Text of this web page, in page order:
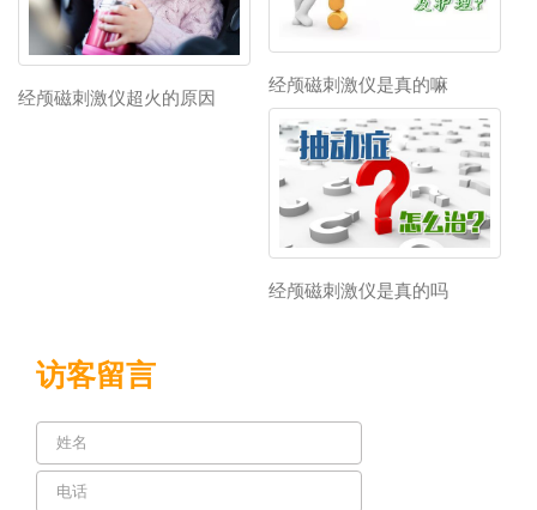
经颅磁刺激仪超火的原因
经颅磁刺激仪是真的嘛
经颅磁刺激仪是真的吗
访客留言